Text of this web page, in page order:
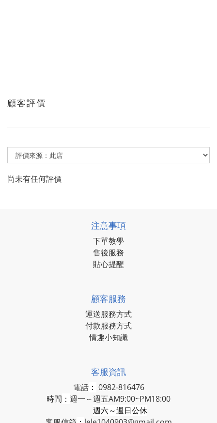
顧客評價
尚未有任何評價
注意事項
下單教學
售後服務
貼心提醒
顧客服務
運送服務方式
付款服務方式
情趣小知識
客服資訊
電話： 0982-816476
時間 ： 週一～週五AM9:00~PM18:00
週六～週日公休